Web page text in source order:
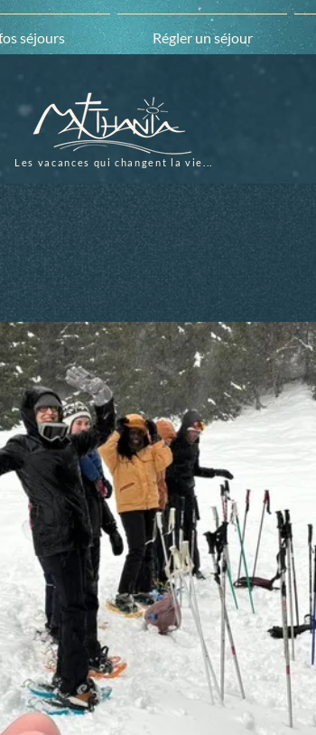
séjours Régler un séjour
Les vacances qui changent la vie...